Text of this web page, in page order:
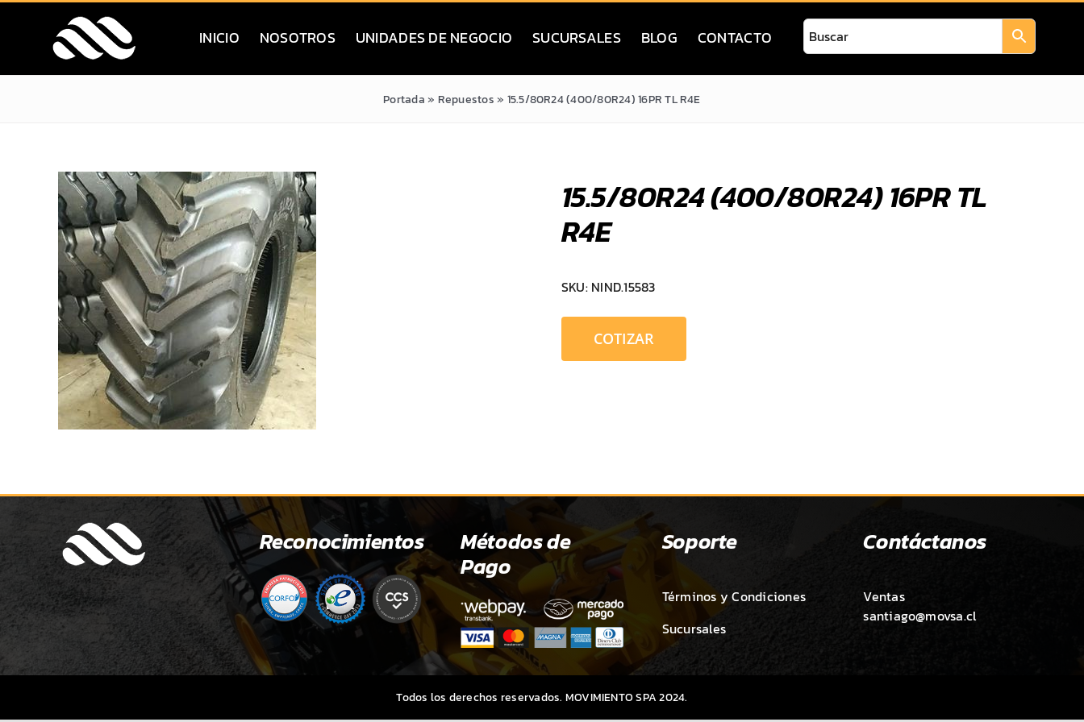
Saltar
contenido
INICIO NOSOTROS UNIDADES DE NEGOCIO SUCURSALES BLOG CONTACTO
Portada» Repuestos» 15.5/80R24 (400/80R24) 16PR TL R4E
15.5/80R24 (400/80R24) 16PR TL
R4E
SKU: NIND.15583
COTIZAR
Reconocimientos Métodos de
Pago
Soporte
Términos y Condiciones
Sucursales
Contáctanos
Ventas
santiago@movsa.cl
Todos los derechos reservados. MOVIMIENTO SPA 2024.